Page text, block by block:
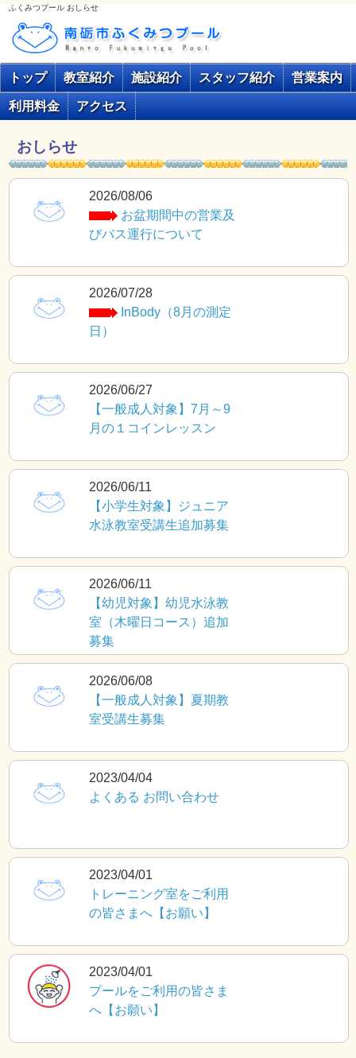
ふくみつプール おしらせ
トップ 教室紹介 施設紹介 スタッフ紹介 営業案内
利用料金 アクセス
おしらせ
2026/08/06
お盆期間中の営業及
びバス運行について
2026/07/28
InBody（8月の測定
日）
2026/06/27
【一般成人対象】7月～9
月の１コインレッスン
2026/06/11
【小学生対象】ジュニア
水泳教室受講生追加募集
2026/06/11
【幼児対象】幼児水泳教
室（木曜日コース）追加
募集
2026/06/08
【一般成人対象】夏期教
室受講生募集
2023/04/04
よくある お問い合わせ
2023/04/01
トレーニング室をご利用
の皆さまへ【お願い】
2023/04/01
プールをご利用の皆さま
へ【お願い】